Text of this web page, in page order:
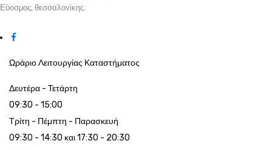
Εύοσμος, θεσσαλονίκης.
Ωράριο Λειτουργίας Καταστήματος
Δευτέρα - Τετάρτη
09:30 - 15:00
Τρίτη - Πέμπτη - Παρασκευή
09:30 - 14:30 και 17:30 - 20:30